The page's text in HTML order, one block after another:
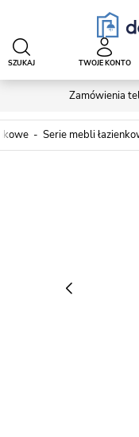
Zamówienia
SZUKAJ TWOJE KONTO
Serie mebli